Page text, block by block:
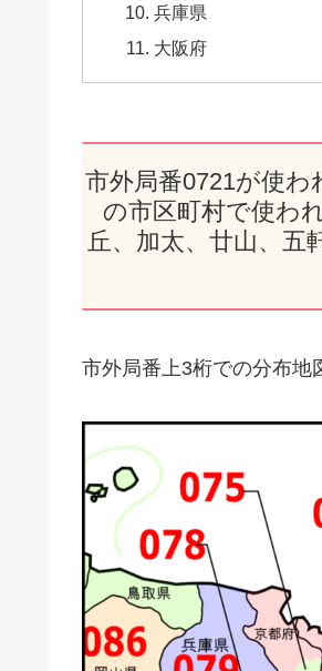
兵庫県
大阪府
市外局番0721が使
の市区町村で使わ
丘、加太、廿山、
市外局番上3桁での分布地